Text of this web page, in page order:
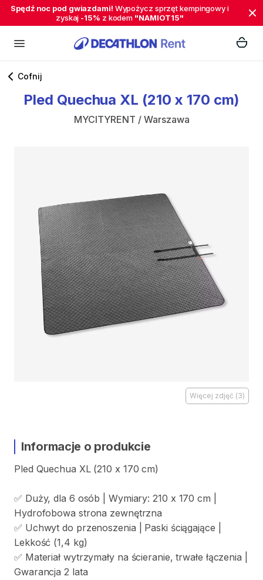
Spędź noc pod gwiazdami! Wypożycz sprzęt kempingowy i
zyskaj -15% z kodem "NAMIOT15"
Cofnij
Pled Quechua XL (210 x 170 cm)
MYCITYRENT / Warszawa
Więcej zdjęć (3)
Informacje o produkcie
Pled Quechua XL (210 x 170 cm)
✅ Duży​,​ dla 6 osób Wymiary: 210 x 170 cm
Hydrofobowa strona zewnętrzna
✅ Uchwyt do przenoszenia Paski ściągające
Lekkość (1​,​4 kg)
✅ Materiał wytrzymały na ścieranie​,​ trwałe łączenia
Gwarancja 2 lata